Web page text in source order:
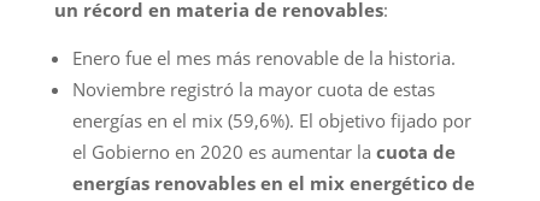
un récord en materia de renovables:
Enero fue el mes más renovable de la historia.
Noviembre registró la mayor cuota de estas
energías en el mix (59,6%). El objetivo fijado por
el Gobierno en 2020 es aumentar la cuota de
energías renovables en el mix energético de